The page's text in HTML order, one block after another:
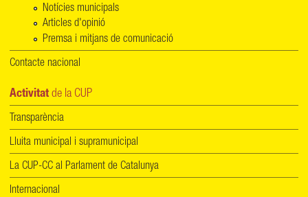
Notícies municipals
Articles d'opinió
Premsa i mitjans de comunicació
Contacte nacional
Activitat de la CUP
Transparència
Lluita municipal i supramunicipal
La CUP-CC al Parlament de Catalunya
Internacional